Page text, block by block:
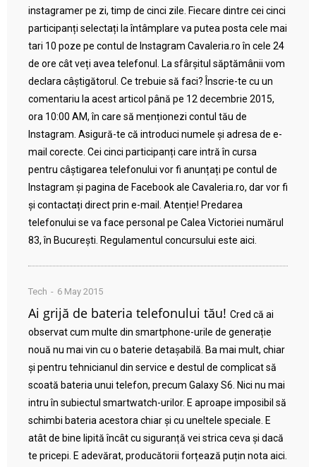
instagramer pe zi, timp de cinci zile. Fiecare dintre cei cinci
participanți selectați la întâmplare va putea posta cele mai
tari 10 poze pe contul de Instagram Cavaleria.ro în cele 24
de ore cât veți avea telefonul. La sfârșitul săptămânii vom
declara câștigătorul. Ce trebuie să faci? Înscrie-te cu un
comentariu la acest articol până pe 12 decembrie 2015,
ora 10:00 AM, în care să menționezi contul tău de
Instagram. Asigură-te că introduci numele și adresa de e-
mail corecte. Cei cinci participanți care intră în cursa
pentru câștigarea telefonului vor fi anunțați pe contul de
Instagram și pagina de Facebook ale Cavaleria.ro, dar vor fi
și contactați direct prin e-mail. Atenție! Predarea
telefonului se va face personal pe Calea Victoriei numărul
83, în București. Regulamentul concursului este aici.
Tech 6 May 2015
Ai grijă de bateria telefonului tău! Cred că ai
observat cum multe din smartphone-urile de generație
nouă nu mai vin cu o baterie detașabilă. Ba mai mult, chiar
și pentru tehnicianul din service e destul de complicat să
scoată bateria unui telefon, precum Galaxy S6. Nici nu mai
intru în subiectul smartwatch-urilor. E aproape imposibil să
schimbi bateria acestora chiar și cu uneltele speciale. E
atât de bine lipită încât cu siguranță vei strica ceva și dacă
te pricepi. E adevărat, producătorii forțează puțin nota aici.